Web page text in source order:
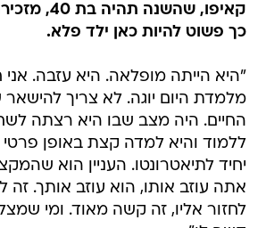
קאיפו, שהשנה
כך פשוט להיות כאן ילד פלא.
"היא הייתה מופלאה. היא עזבה.
מלמדת היום יוגה. לא צריך
החיים. היה מצב שבו היא רצתה
ללמוד והיא למדה קצת באופן
יחיד לתיאטרונטו. העניין הוא
אתה עוזב אותו, הוא עוזב אותך.
לחזור אליו, זה קשה מאוד. ומי